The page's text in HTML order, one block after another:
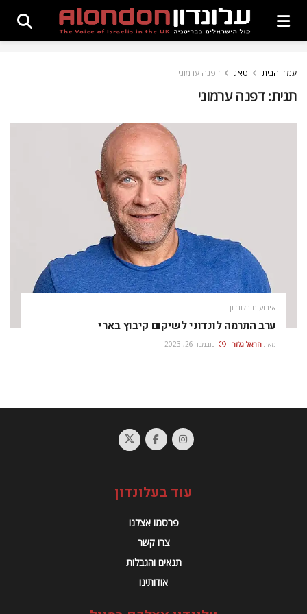
עמוד הבית טאג דפנה ערמוני
תגית:דפנה ערמוני
אירועים בלונדון
ערב התרמה לונדוני לשיקום קיבוץ בארי
מאת הראל גלזר נובמבר 26, 2023
עוד בעלונדון
פרסמו אצלנו
צרו קשר
תנאים והגבלות
אודותינו